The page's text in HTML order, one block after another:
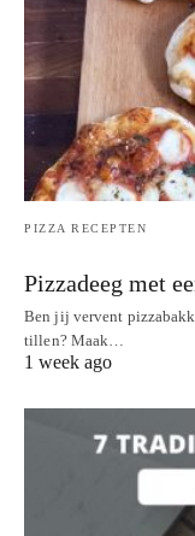
PIZZA RECEPTEN
Pizzadeeg met
Ben jij vervent
tillen? Maak…
1 week ago